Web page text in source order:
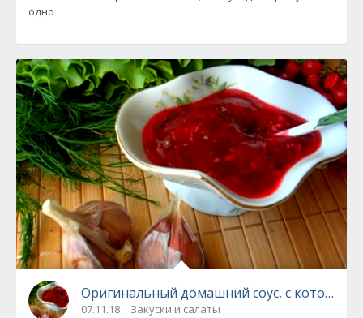
одно
Оригинальный домашний соус, с которым
07.11.18 Закуски и салаты